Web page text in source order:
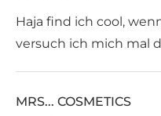
Haja find ich cool,
versuch ich mich mal
MRS... COSMETICS